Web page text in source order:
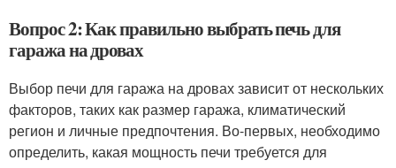
Вопрос 2: Как правильно выбрать печь для
гаража на дровах
Выбор печи для гаража на дровах зависит от нескольких
факторов, таких как размер гаража, климатический
регион и личные предпочтения. Во-первых, необходимо
определить, какая мощность печи требуется для